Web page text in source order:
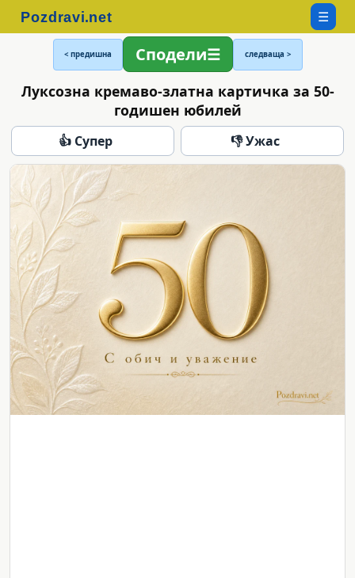
☰
< предишна Сподели следваща >
Луксозна кремаво-златна картичка за 50-
годишен юбилей
👍 Супер 👎 Ужас